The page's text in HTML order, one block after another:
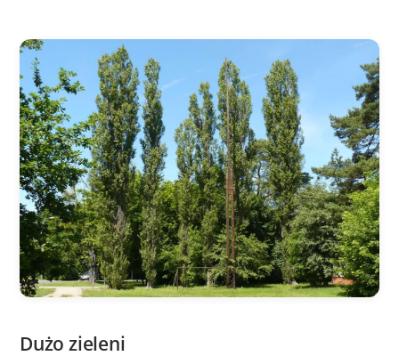
Dużo zieleni